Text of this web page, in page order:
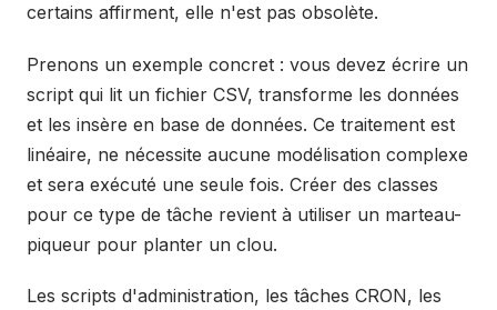
certains affirment, elle n'est pas obsolète.
Prenons un exemple concret : vous devez écrire un
script qui lit un fichier CSV, transforme les données
et les insère en base de données. Ce traitement est
linéaire, ne nécessite aucune modélisation complexe
et sera exécuté une seule fois. Créer des classes
pour ce type de tâche revient à utiliser un marteau-
piqueur pour planter un clou.
Les scripts d'administration, les tâches CRON, les